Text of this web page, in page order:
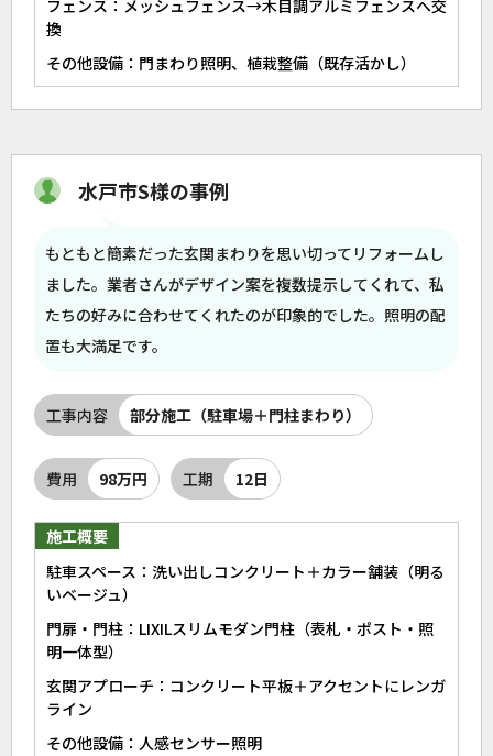
フェンス：メッシュフェンス→木目調アルミフェンスへ交
換
その他設備：門まわり照明、植栽整備（既存活かし）
水戸市S様の事例
もともと簡素だった玄関まわりを思い切ってリフォームし
ました。業者さんがデザイン案を複数提示してくれて、私
たちの好みに合わせてくれたのが印象的でした。照明の配
置も大満足です。
工事内容 部分施工（駐車場＋門柱まわり）
費用 98万円 工期 12日
施工概要
駐車スペース：洗い出しコンクリート＋カラー舗装（明る
いベージュ）
門扉・門柱：LIXILスリムモダン門柱（表札・ポスト・照
明一体型）
玄関アプローチ：コンクリート平板＋アクセントにレンガ
ライン
その他設備：人感センサー照明